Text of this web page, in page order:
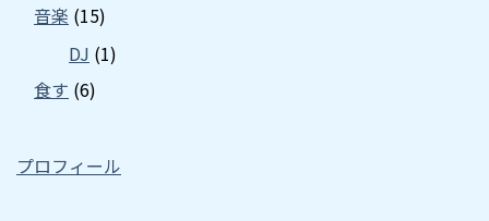
音楽 (15)
DJ (1)
食す (6)
プロフィール